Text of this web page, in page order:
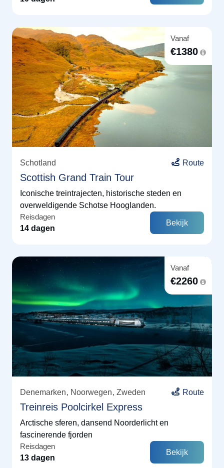
Vanaf
€1380
Schotland Route
Scottish Grand Train Tour
Iconische treintrajecten, historische steden en
overweldigende Schotse Hooglanden.
Reisdagen
14 dagen
Bekijk
Vanaf
€2260
Denemarken Noorwegen Zweden Route
Treinreis Poolcirkel Express
Arctische sferen, dansend Noorderlicht en
fascinerende fjorden
Reisdagen
13 dagen
Bekijk